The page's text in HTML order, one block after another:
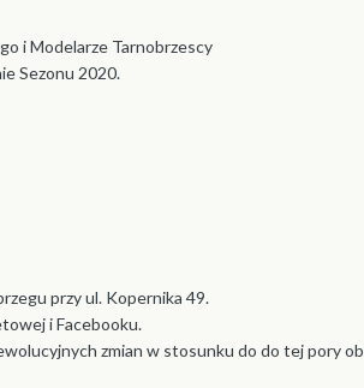
i Modelarze Tarnobrzescy
Sezonu 2020.
przy ul. Kopernika 49.
i Facebooku.
zmian w stosunku do do tej pory